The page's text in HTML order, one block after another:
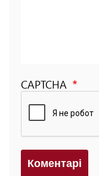
CAPTCHA
Коментарi